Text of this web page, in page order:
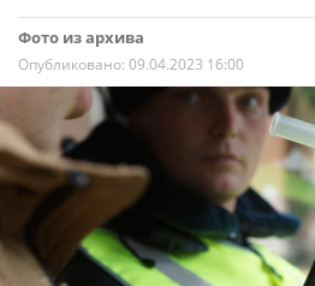
Фото из архива
Опубликовано: 09.04.2023 16:00